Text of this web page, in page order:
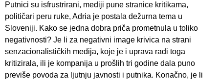
Putnici su isfrustrirani, mediji pune stranice kritikama,
političari peru ruke, Adria je postala dežurna tema u
Sloveniji. Kako se jedna dobra priča prometnula u toliko
negativnosti? Je li za negativni image krivica na strani
senzacionalističkih medija, koje je i uprava radi toga
kritizirala, ili je kompanija u prošlih tri godine dala puno
previše povoda za ljutnju javnosti i putnika. Konačno, je li